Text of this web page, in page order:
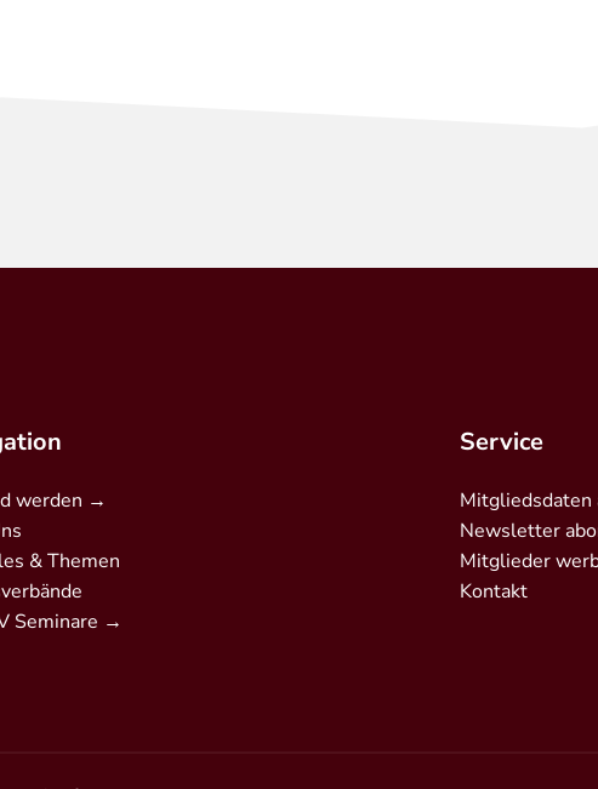
werden →
& Themen
Seminare →
Service
Mitgliedsdaten
Newsletter
Mitglieder
Kontakt